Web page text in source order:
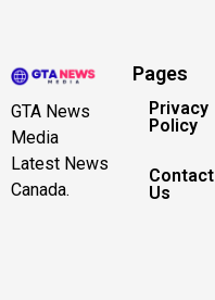
GTA News
Media
Latest News
Canada.
Pages
Privacy
Policy
Contact
Us